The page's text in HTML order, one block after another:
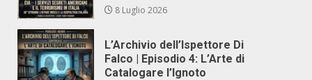
8 Luglio 2026
L’Archivio dell’Ispettore Di
Falco | Episodio 4: L’Arte di
Catalogare l’Ignoto